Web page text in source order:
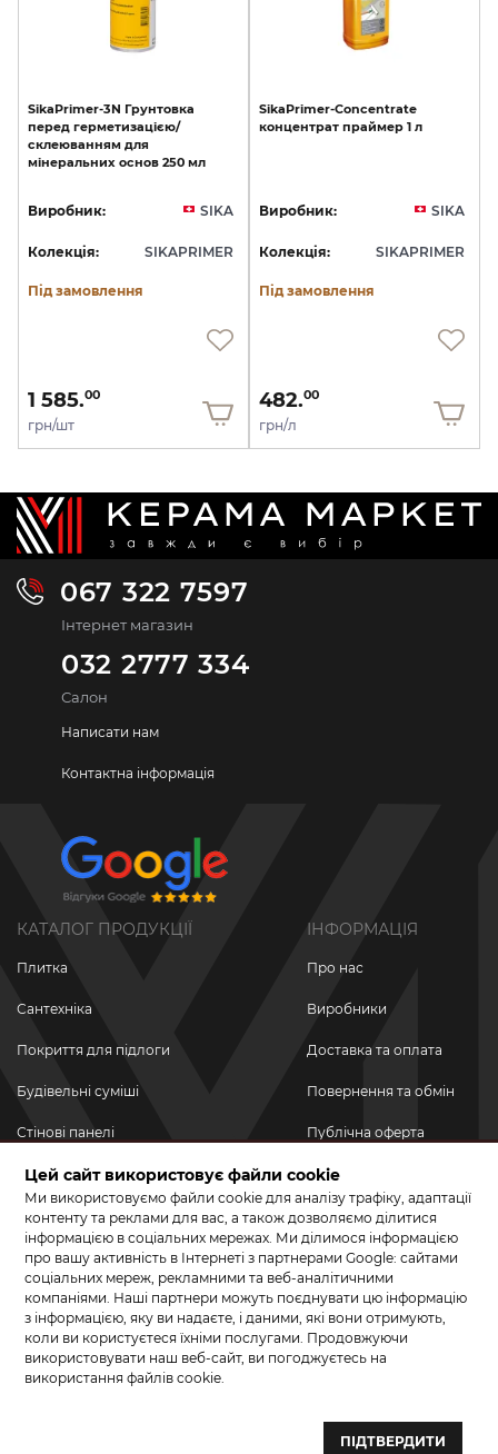
SikaPrimer-3N Грунтовка
перед герметизацією/
склеюванням для
мінеральних основ 250 мл
Виробник: SIKA
Колекція: SIKAPRIMER
Під замовлення
1 585.00
грн/шт
SikaPrimer-Concentrate
концентрат праймер 1 л
Виробник: SIKA
Колекція: SIKAPRIMER
Під замовлення
482.00
грн/л
067 322 7597
Інтернет магазин
032 2777 334
Салон
Написати нам
Контактна інформація
КАТАЛОГ ПРОДУКЦІЇ
Плитка
Сантехніка
Покриття для підлоги
Будівельні суміші
Стінові панелі
Новинки
Акційні товари
Акції/Знижки
ІНФОРМАЦІЯ
Про нас
Виробники
Доставка та оплата
Повернення та обмін
Публічна оферта
Політика
конфіденційності
ПРИЄДНУЙТЕСЬ ДО НАС У СОЦМЕРЕЖАХ
Цей сайт використовує файли cookie
Ми використовуємо файли cookie для аналізу трафіку, адаптації
контенту та реклами для вас, а також дозволяємо ділитися
інформацією в соціальних мережах. Ми ділимося інформацією
про вашу активність в Інтернеті з партнерами Google: сайтами
соціальних мереж, рекламними та веб-аналітичними
компаніями. Наші партнери можуть поєднувати цю інформацію
з інформацією, яку ви надаєте, і даними, які вони отримують,
коли ви користуєтеся їхніми послугами. Продовжуючи
використовувати наш веб-сайт, ви погоджуєтесь на
використання файлів cookie.
ПІДТВЕРДИТИ